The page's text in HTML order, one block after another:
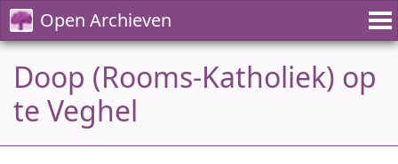
Open Archieven
Doop (Rooms-Katholiek) op
te Veghel